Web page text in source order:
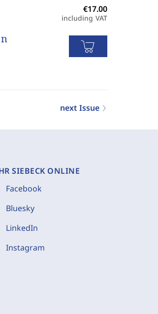
including VAT
next Issue
SIEBECK ONLINE
Facebook
Bluesky
LinkedIn
Instagram